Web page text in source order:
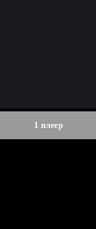
1 плеер